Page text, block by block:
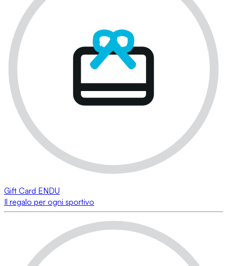
Gift Card ENDU
Il regalo per ogni sportivo